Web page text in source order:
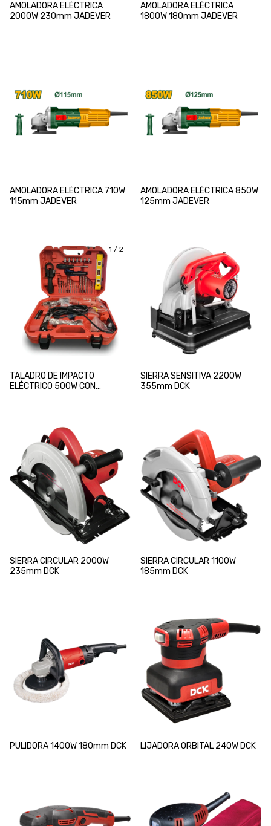
AMOLADORA ELÉCTRICA
2000W 230mm JADEVER
AMOLADORA ELÉCTRICA
1800W 180mm JADEVER
AMOLADORA ELÉCTRICA 710W
115mm JADEVER
AMOLADORA ELÉCTRICA 850W
125mm JADEVER
1 / 2
TALADRO DE IMPACTO
ELÉCTRICO 500W CON
SIERRA SENSITIVA 2200W
355mm DCK
SIERRA CIRCULAR 2000W
235mm DCK
SIERRA CIRCULAR 1100W
185mm DCK
PULIDORA 1400W 180mm DCK LIJADORA ORBITAL 240W DCK